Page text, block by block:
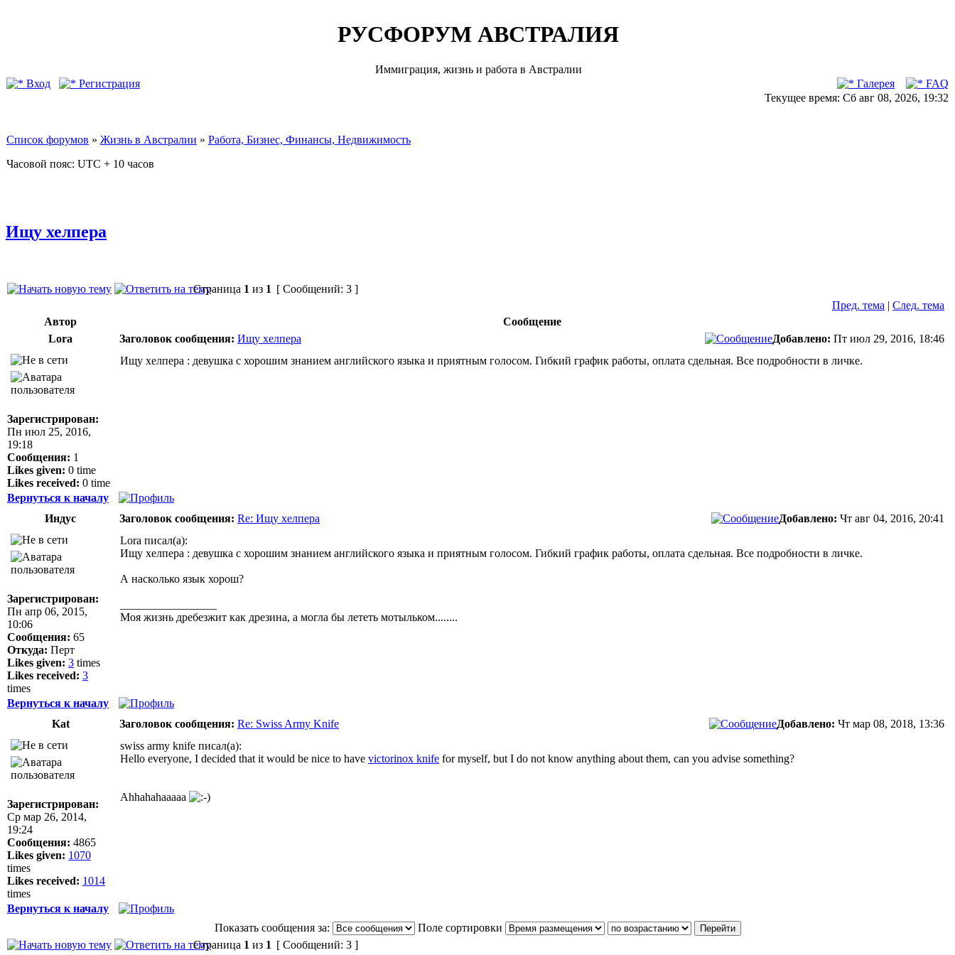
РУСФОРУМ АВСТРАЛИЯ
Иммиграция, жизнь и работа в Австралии
Вход
Регистрация Галерея
FAQ
Текущее время: Сб авг 08, 2026, 19:32
Список форумов » Жизнь в Австралии » Работа, Бизнес, Финансы, Недвижимость
Часовой пояс: UTC + 10 часов
Ищу хелпера
Страница 1 из 1 [ Сообщений: 3 ]
Пред. тема | След. тема
Автор
Сообщение
Lora
Заголовок сообщения: Ищу хелпера Добавлено: Пт июл 29, 2016, 18:46
Зарегистрирован:
Пн июл 25, 2016,
19:18
Сообщения: 1
Likes given: 0 time
Likes received: 0 time
Ищу хелпера : девушка с хорошим знанием английского языка и приятным голосом. Гибкий график работы, оплата сдельная. Все подробности в личке.
Вернуться к началу
Индус
Заголовок сообщения: Re: Ищу хелпера Добавлено: Чт авг 04, 2016, 20:41
Зарегистрирован:
Пн апр 06, 2015,
10:06
Сообщения: 65
Откуда: Перт
Likes given: 3 times
Likes received: 3
times
Lora писал(а):
Ищу хелпера : девушка с хорошим знанием английского языка и приятным голосом. Гибкий график работы, оплата сдельная. Все подробности в личке.
А насколько язык хорош?
Моя жизнь дребезжит как дрезина, а могла бы лететь мотыльком........
Вернуться к началу
Kat
Заголовок сообщения: Re: Swiss Army Knife Добавлено: Чт мар 08, 2018, 13:36
Зарегистрирован:
Ср мар 26, 2014,
19:24
Сообщения: 4865
Likes given: 1070
times
Likes received: 1014
times
swiss army knife писал(а):
Hello everyone, I decided that it would be nice to have victorinox knife for myself, but I do not know anything about them, can you advise something?
Ahhahahaaaaa
Вернуться к началу
Показать сообщения за:
Поле сортировки
Страница 1 из 1 [ Сообщений: 3 ]